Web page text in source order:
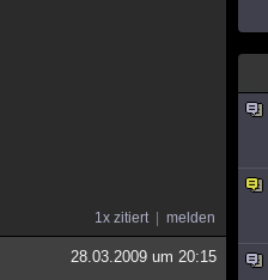
1x zitiert melden
28.03.2009 um 20:15